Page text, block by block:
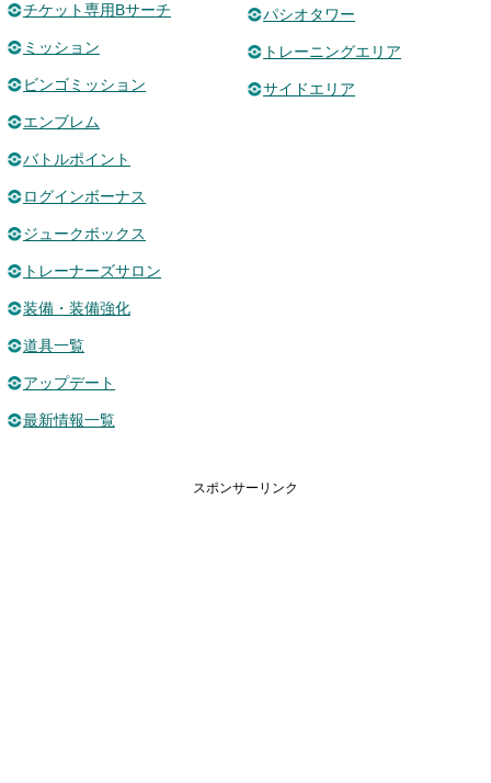
チケット専用Bサーチ
ミッション
ビンゴミッション
エンブレム
バトルポイント
ログインボーナス
ジュークボックス
トレーナーズサロン
装備・装備強化
道具一覧
アップデート
最新情報一覧
パシオタワー
トレーニングエリア
サイドエリア
スポンサーリンク